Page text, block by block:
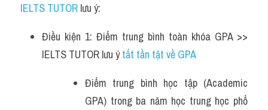
IELTS TUTOR lưu ý:
Điều kiện 1: Điểm trung bình toàn khóa GPA >>
IELTS TUTOR lưu ý tất tần tật về GPA
Điểm trung bình học tập (Academic
GPA) trong ba năm học trung học phổ